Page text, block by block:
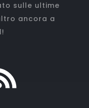
sulle ultime
ancora a